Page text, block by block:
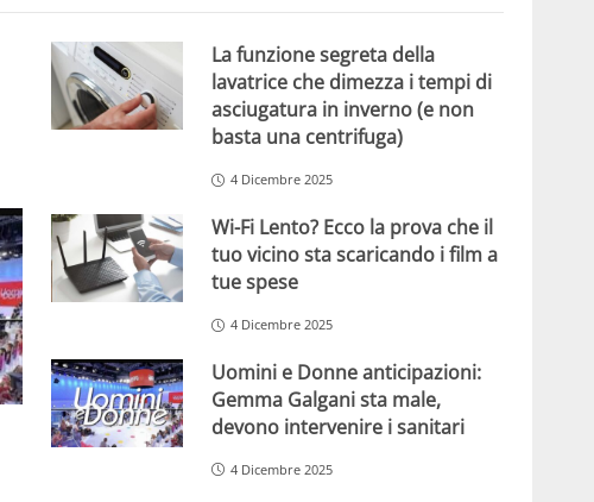
La funzione segreta della
lavatrice che dimezza i tempi di
asciugatura in inverno (e non
basta una centrifuga)
4 Dicembre 2025
Wi-Fi Lento? Ecco la prova che il
tuo vicino sta scaricando i film a
tue spese
4 Dicembre 2025
Uomini e Donne anticipazioni:
Gemma Galgani sta male,
devono intervenire i sanitari
4 Dicembre 2025